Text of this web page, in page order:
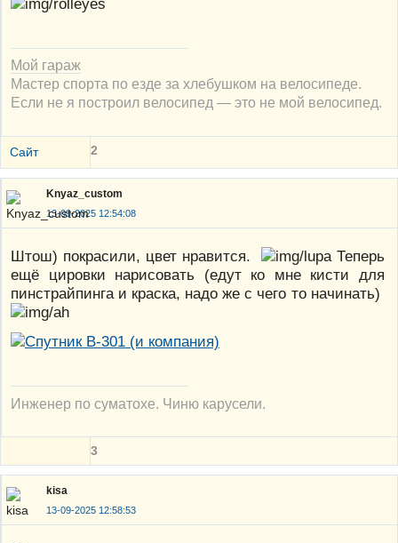
Мой гараж
Мастер спорта по езде за хлебушком на велосипеде.
Если не я построил велосипед — это не мой велосипед.
Сайт 2
Knyaz_custom
13-09-2025 12:54:08
Штош) покрасили, цвет нравится.
Теперь
ещё цировки нарисовать (едут ко мне кисти для
пинстрайпинга и краска, надо же с чего то начинать)
Инженер по суматохе. Чиню карусели.
3
kisa
13-09-2025 12:58:53